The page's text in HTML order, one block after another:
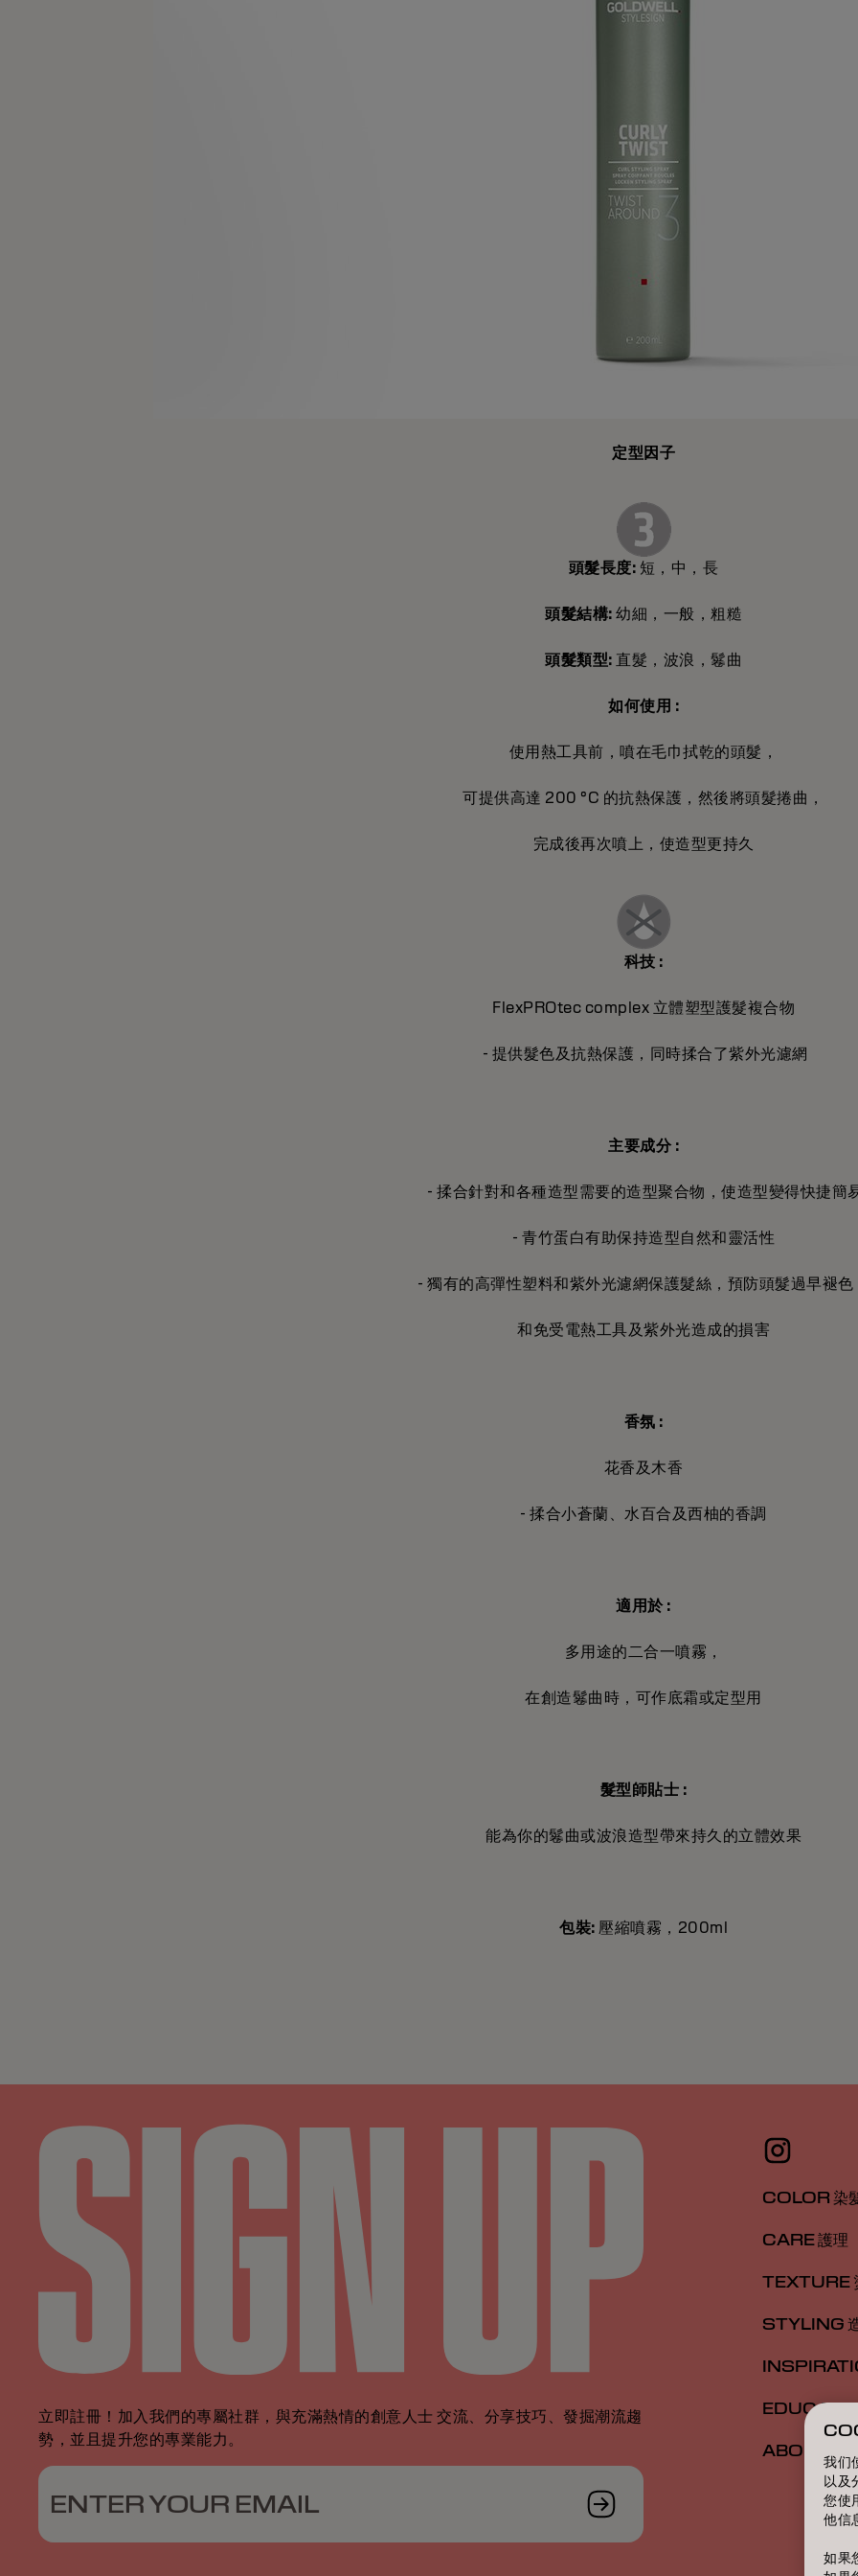
定型因子
頭髮長度: 短，中，長
頭髮結構:幼細，一般，粗糙
頭髮類型: 直髮，波浪，鬈曲
如何使用 :
使用熱工具前，噴在毛巾拭乾的頭髮，
可提供高達 200 °C 的抗熱保護，然後將頭髮捲曲，
完成後再次噴上，使造型更持久
科技 :
FlexPROtec complex 立體塑型護髮複合物
- 提供髮色及抗熱保護，同時揉合了紫外光濾網
主要成分 :
- 揉合針對和各種造型需要的造型聚合物，使造型變得快捷簡
- 青竹蛋白有助保持造型自然和靈活性
- 獨有的高彈性塑料和紫外光濾網保護髮絲，預防頭髮過早褪色
和免受電熱工具及紫外光造成的損害
香氛 :
花香及木香
- 揉合小蒼蘭、水百合及西柚的香調
適用於:
多用途的二合一噴霧，
在創造鬈曲時，可作底霜或定型用
髮型師貼士 :
能為你的鬈曲或波浪造型帶來持久的立體效果
包裝: 壓縮噴霧，200ml
立即註冊！加入我們的專屬社群，與充滿熱情的創意人士 交流、分享技巧、發掘潮流趨
勢，並且提升您的專業能力。
ENTER YOUR EMAIL
COLOR 染
CARE 護理
TEXTURE
STYLING
ABOUT 關
我们
以及
您使
他信
如果